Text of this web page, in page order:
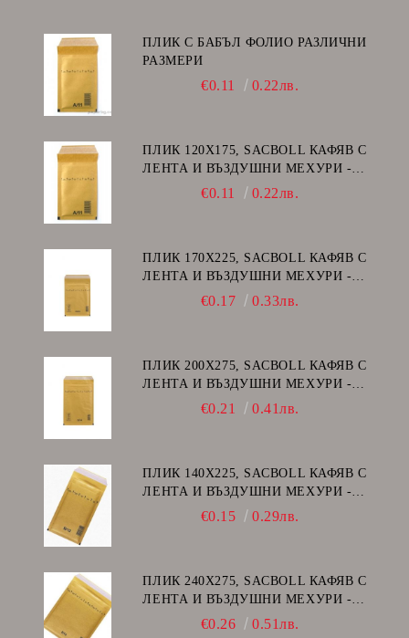
ПЛИК С БАБЪЛ ФОЛИО РАЗЛИЧНИ
РАЗМЕРИ
€0.11 0.22лв.
ПЛИК 120Х175, SACBOLL КАФЯВ С
ЛЕНТА И ВЪЗДУШНИ МЕХУРИ -
€0.11 0.22лв.
ПЛИК 170Х225, SACBOLL КАФЯВ С
ЛЕНТА И ВЪЗДУШНИ МЕХУРИ -
€0.17 0.33лв.
ПЛИК 200Х275, SACBOLL КАФЯВ С
ЛЕНТА И ВЪЗДУШНИ МЕХУРИ -
€0.21 0.41лв.
ПЛИК 140Х225, SACBOLL КАФЯВ С
ЛЕНТА И ВЪЗДУШНИ МЕХУРИ -
€0.15 0.29лв.
ПЛИК 240Х275, SACBOLL КАФЯВ С
ЛЕНТА И ВЪЗДУШНИ МЕХУРИ -
€0.26 0.51лв.